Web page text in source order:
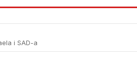
i SAD-a